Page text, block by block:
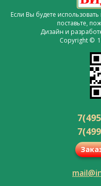
Если Вы будете
поставьте,
Дизайн и
Copyright ©